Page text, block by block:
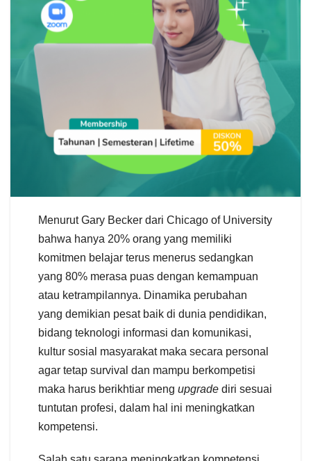
Menurut Gary Becker dari Chicago of University
bahwa hanya 20% orang yang memiliki
komitmen belajar terus menerus sedangkan
yang 80% merasa puas dengan kemampuan
atau ketrampilannya. Dinamika perubahan
yang demikian pesat baik di dunia pendidikan,
bidang teknologi informasi dan komunikasi,
kultur sosial masyarakat maka secara personal
agar tetap survival dan mampu berkompetisi
maka harus berikhtiar meng upgrade diri sesuai
tuntutan profesi, dalam hal ini meningkatkan
kompetensi.